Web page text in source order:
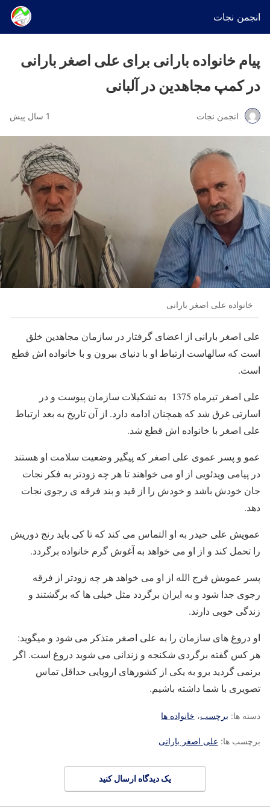
انجمن نجات
پیام خانواده بارانی برای علی اصغر بارانی
در کمپ مجاهدین در آلبانی
انجمن نجات 1 سال پیش
خانواده علی اصغر بارانی
علی اصغر بارانی از اعضای گرفتار در سازمان مجاهدین خلق
است که سالهاست ارتباط او با دنیای بیرون و با خانواده اش قطع
است.
علی اصغر تیرماه 1375 به تشکیلات سازمان پیوست و در
اسارتی غرق شد که همچنان ادامه دارد. از آن تاریخ به بعد ارتباط
علی اصغر با خانواده اش قطع شد.
عمو و پسر عموی علی اصغر که پیگیر وضعیت سلامت او هستند
در پیامی ویدئویی از او می خواهند تا هر چه زودتر به فکر نجات
جان خودش باشد و خودش را از قید و بند فرقه ی رجوی نجات
دهد.
عمویش علی حیدر به او التماس می کند که تا کی باید رنج دوریش
را تحمل کند و از او می خواهد به آغوش گرم خانواده برگردد.
پسر عمویش فرج الله از او می خواهد هر چه زودتر از فرقه
رجوی جدا شود و به ایران برگردد مثل خیلی ها که برگشتند و
زندگی خوبی دارند.
او دروغ های سازمان را به علی اصغر متذکر می شود و میگوید:
هر کس گفته برگردی شکنجه و زندانی می شوید دروغ است. اگر
برنمی گردید برو به یکی از کشورهای اروپایی حداقل تماس
تصویری با شما داشته باشیم.
دسته ها: برچسب، خانواده ها
برچسب ها: علی اصغر بارانی
یک دیدگاه ارسال کنید